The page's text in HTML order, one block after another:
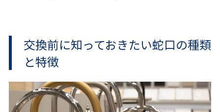
交換前に知っておきたい蛇口の種類
と特徴